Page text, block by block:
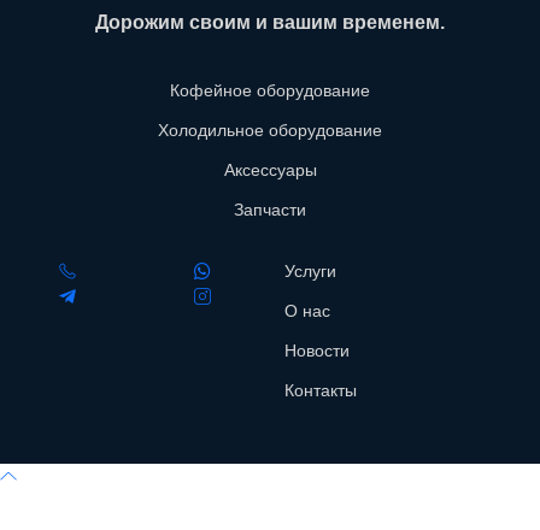
Дорожим своим и вашим временем.
Кофейное оборудование
Холодильное оборудование
Аксессуары
Запчасти
Услуги
О нас
Новости
Контакты